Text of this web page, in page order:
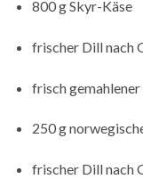
800 g Skyr-Käse
frischer Dill nach
frisch
250 g
frischer Dill nach